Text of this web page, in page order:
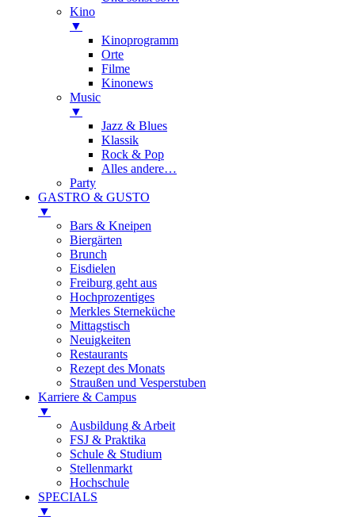
Kino
▼
Kinoprogramm
Orte
Filme
Kinonews
Music
▼
Jazz & Blues
Klassik
Rock & Pop
Alles andere…
Party
GASTRO & GUSTO
▼
Bars & Kneipen
Biergärten
Brunch
Eisdielen
Freiburg geht aus
Hochprozentiges
Merkles Sterneküche
Mittagstisch
Neuigkeiten
Restaurants
Rezept des Monats
Straußen und Vesperstuben
Karriere & Campus
▼
Ausbildung & Arbeit
FSJ & Praktika
Schule & Studium
Stellenmarkt
Hochschule
SPECIALS
▼